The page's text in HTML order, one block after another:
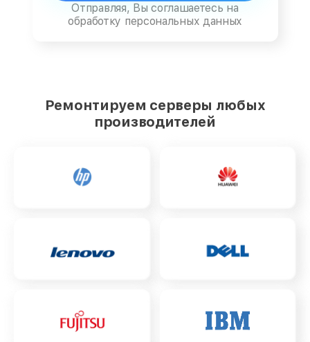
Отправляя, Вы соглашаетесь на
обработку персональных данных
Ремонтируем серверы любых
производителей